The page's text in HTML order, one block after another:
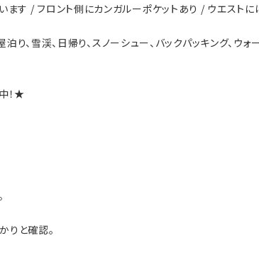
ます / フロント側にカンガルーポケットあり / ウエスト
、雪渓、日帰り、スノーシュー、バックパッキング、ウォ
！★
りと確認。